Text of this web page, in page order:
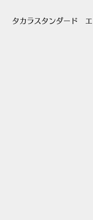
タカラスタンダード　